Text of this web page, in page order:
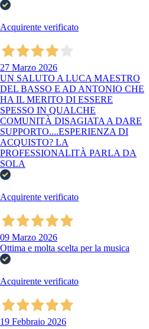
Acquirente verificato
27 Marzo 2026
UN SALUTO A LUCA MAESTRO
DEL BASSO E AD ANTONIO CHE
HA IL MERITO DI ESSERE
SPESSO IN QUALCHE
COMUNITÀ DISAGIATA A DARE
SUPPORTO....ESPERIENZA DI
ACQUISTO? LA
PROFESSIONALITÀ PARLA DA
SOLA
Acquirente verificato
09 Marzo 2026
Ottima e molta scelta per la musica
Acquirente verificato
19 Febbraio 2026